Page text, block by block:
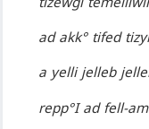
ad akk° tifed
a yelli jelleb
repp°I ad fell-